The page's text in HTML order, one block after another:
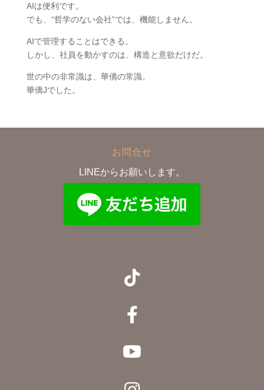
AIは便利です。
でも、“哲学のない会社”では、機能しません。
AIで管理することはできる。
しかし、社員を動かすのは、構造と意欲だけだ。
世の中の非常識は、華僑の常識。
華僑Jでした。
お問合せ
LINEからお願いします。


